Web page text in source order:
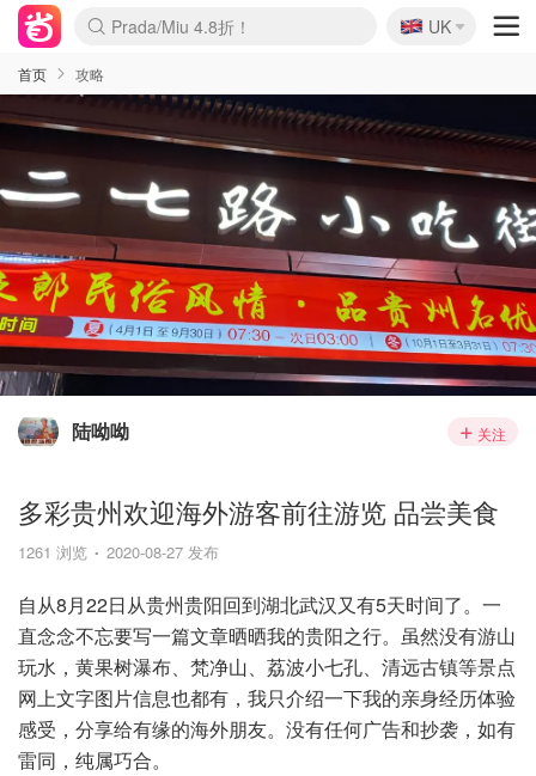
Prada/Miu 4.8折！
🇬🇧
UK
首页 攻略
陆呦呦 关注
多彩贵州欢迎海外游客前往游览 品尝美食
1261 浏览 2020-08-27 发布
自从8月22日从贵州贵阳回到湖北武汉又有5天时间了。一
直念念不忘要写一篇文章晒晒我的贵阳之行。虽然没有游山
玩水，黄果树瀑布、梵净山、荔波小七孔、清远古镇等景点
网上文字图片信息也都有，我只介绍一下我的亲身经历体验
感受，分享给有缘的海外朋友。没有任何广告和抄袭，如有
雷同，纯属巧合。